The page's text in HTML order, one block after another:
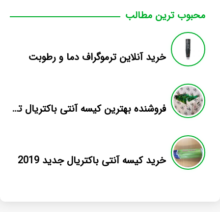
محبوب ترین مطالب
خرید آنلاین ترموگراف دما و رطوبت
فروشنده بهترین کیسه آنتی باکتریال تک محصول
خرید کیسه آنتی باکتریال جدید 2019